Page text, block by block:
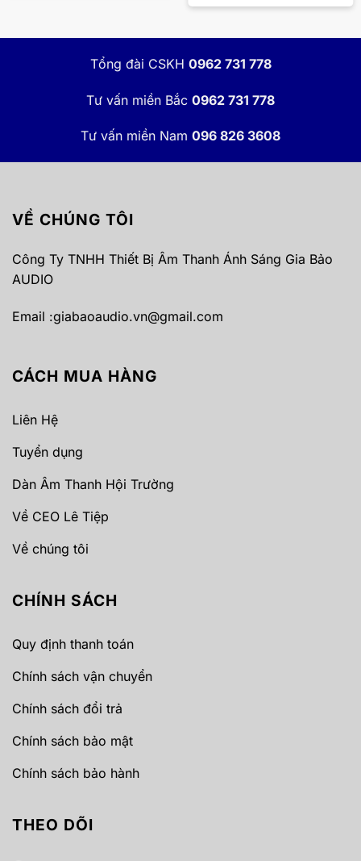
Tổng đài CSKH 0962 731 778
Tư vấn miền Bắc 0962 731 778
Tư vấn miền Nam 096 826 3608
VỀ CHÚNG TÔI
Công Ty TNHH Thiết Bị Âm Thanh Ánh Sáng Gia Bảo
AUDIO
Email :giabaoaudio.vn@gmail.com
CÁCH MUA HÀNG
Liên Hệ
Tuyển dụng
Dàn Âm Thanh Hội Trường
Về CEO Lê Tiệp
Về chúng tôi
CHÍNH SÁCH
Quy định thanh toán
Chính sách vận chuyển
Chính sách đổi trả
Chính sách bảo mật
Chính sách bảo hành
THEO DÕI